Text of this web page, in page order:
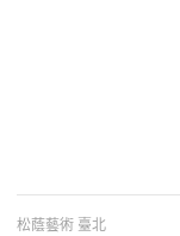
松蔭藝術 臺北